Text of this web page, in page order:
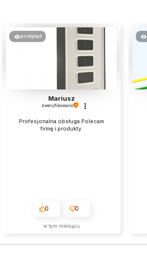
podgląd
Mariusz
zweryfikowano
Profesjonalna obsługa.Polecam
firmę i produkty.
0 0
w tym miesiącu